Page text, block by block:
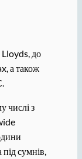
Lloyds, до
а також
числі з
під сумнів,